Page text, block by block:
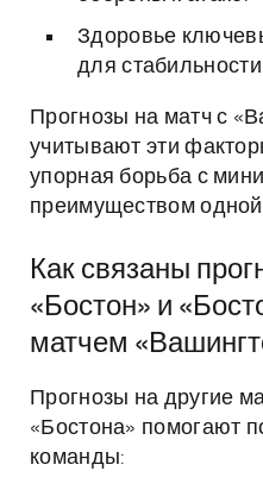
Здоровье
для
Прогнозы на матч с
учитывают эти
упорная борьба с
преимуществом
Как связаны
«Бостон» и
матчем
Прогнозы на другие
«Бостона» помогают
команды: